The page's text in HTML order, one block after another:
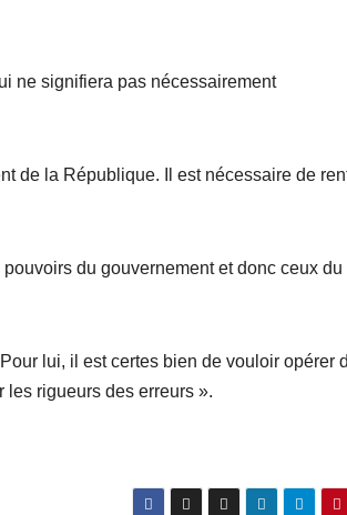
ne signifiera pas nécessairement
de la République. Il est nécessaire de
du gouvernement et donc ceux du
lui, il est certes bien de vouloir opérer
les rigueurs des erreurs ».